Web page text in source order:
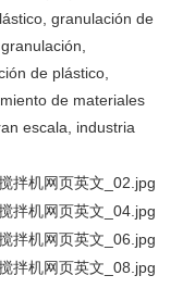
granulación de
de plástico,
de materiales
escala, industria